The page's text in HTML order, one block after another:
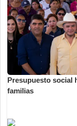
Presupuesto social
familias